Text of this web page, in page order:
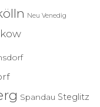
Neu Venedig
Spandau Steglitz